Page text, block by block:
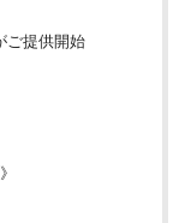
ご提供開始